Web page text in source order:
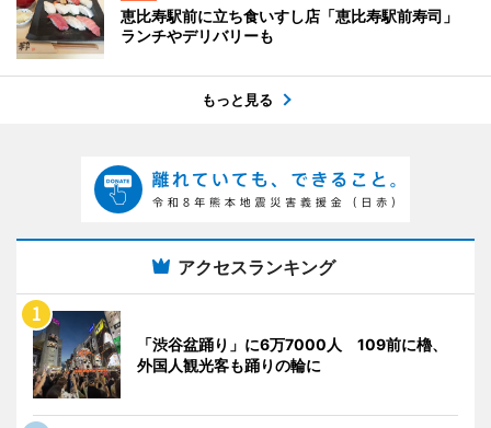
恵比寿駅前に立ち食いすし店「恵比寿駅前寿司」
ランチやデリバリーも
もっと見る
アクセスランキング
「渋谷盆踊り」に6万7000人 109前に櫓、
外国人観光客も踊りの輪に